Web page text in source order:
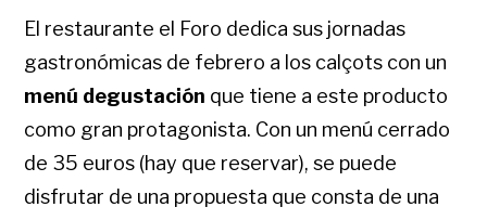
El restaurante el Foro dedica sus jornadas
gastronómicas de febrero a los calçots con un
menú degustación que tiene a este producto
como gran protagonista. Con un menú cerrado
de 35 euros (hay que reservar), se puede
disfrutar de una propuesta que consta de una